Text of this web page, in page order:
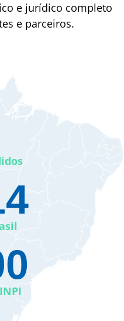
e jurídico completo
e parceiros.